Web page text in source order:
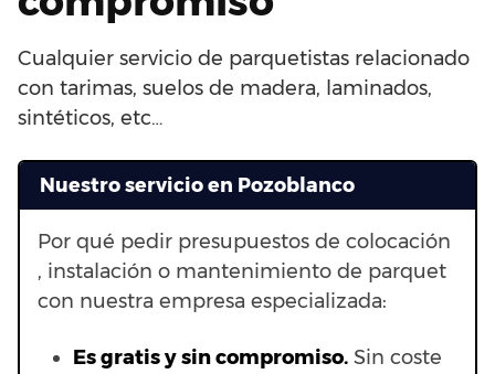
Cualquier servicio de parquetistas relacionado
con tarimas, suelos de madera, laminados,
sintéticos, etc…
Nuestro servicio en Pozoblanco
Por qué pedir presupuestos de colocación
, instalación o mantenimiento de parquet
con nuestra empresa especializada:
Es gratis y sin compromiso. Sin coste